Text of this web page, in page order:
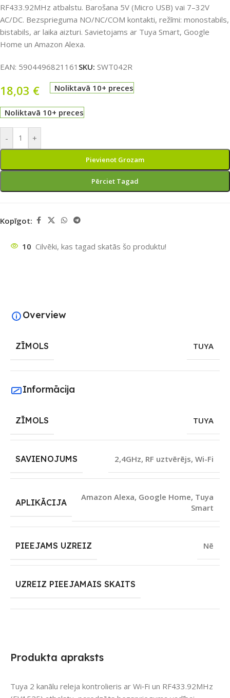
RF433.92MHz atbalstu. Barošana 5V (Micro USB) vai 7–32V
AC/DC. Bezsprieguma NO/NC/COM kontakti, režīmi: monostabils,
bistabils, ar laika aizturi. Savietojams ar Tuya Smart, Google
Home un Amazon Alexa.
EAN: 5904496821161 SKU: SWT042R
18,03 € Noliktavā 10+ preces
Noliktavā 10+ preces
- +
Pievienot Grozam
Pērciet Tagad
Kopīgot:
10 Cilvēki, kas tagad skatās šo produktu!
Produkta apraksts
Tuya 2 kanālu releja kontrolieris ar Wi‑Fi un RF433.92MHz
Overview
ZĪMOLS TUYA
Informācija
ZĪMOLS TUYA
SAVIENOJUMS 2,4GHz, RF uztvērējs, Wi-Fi
APLIKĀCIJA
Amazon Alexa, Google Home, Tuya
Smart
PIEEJAMS UZREIZ Nē
UZREIZ PIEEJAMAIS SKAITS